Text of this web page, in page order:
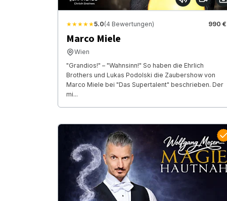
★★★★★5.0(4 Bewertungen) 990 €
Marco Miele
Wien
"Grandios!" – "Wahnsinn!" So haben die Ehrlich
Brothers und Lukas Podolski die Zaubershow von
Marco Miele bei "Das Supertalent" beschrieben. Der
mi...